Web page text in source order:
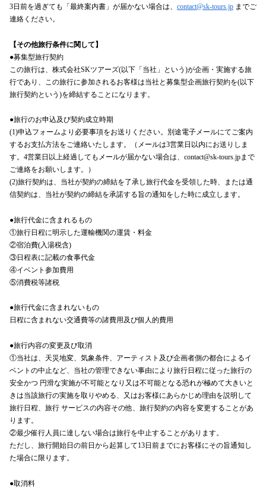
3日前を過ぎても「最終案内書」が届かない場合は、 contact@sk-tours.jp までご
連絡ください。
【その他旅行条件に関して】
●募集型旅行契約
この旅行は、株式会社SKツアーズ(以下「当社」という)が企画・実施する旅
行であり、この旅行に参加されるお客様は当社と募集型企画旅行契約を(以下
旅行契約という)を締結することになります。
●旅行のお申込及び契約成立時期
(1)申込フォームより必要事項をお送りください。別途電子メールにてご案内
するお支払方法をご連絡いたします。（メールは3営業日以内にお送りしま
す。4営業日以上経過してもメールが届かない場合は、contact@sk-tours.jpまで
ご連絡をお願いします。）
(2)旅行契約は、当社が契約の締結を了承し旅行代金を受領した時、または通
信契約は、当社が契約の締結を承諾する旨の通知をした時に成立します。
●旅行代金に含まれるもの
①旅行日程に明示した運輸機関の運賃・料金
②宿泊費(入湯税含)
③日程表に記載の食事代金
④イベント参加費用
⑤消費税等諸税
●旅行代金に含まれないもの
日程に含まれない交通費等の諸費用及び個人的費用
●旅行内容の変更及び取消
①当社は、天災地変、気象条件、アーティスト及び企画者側の都合によるイ
ベントの中止など、当社の管理できない事由により旅行日程に従った旅行の
安全かつ 円滑な実施が不可能となり又は不可能となる恐れが極めて大きいと
きは当該旅行の実施を取りやめる、又はお客様にあらかじめ理由を説明して
旅行日程、旅行 サービスの内容その他、旅行契約の内容を変更することがあ
ります。
②最少催行人員に達しない場合は旅行を中止することがあります。
ただし、旅行開始日の前日から起算して13日前までにお客様にその旨通知し
た場合に限ります。
●取消料